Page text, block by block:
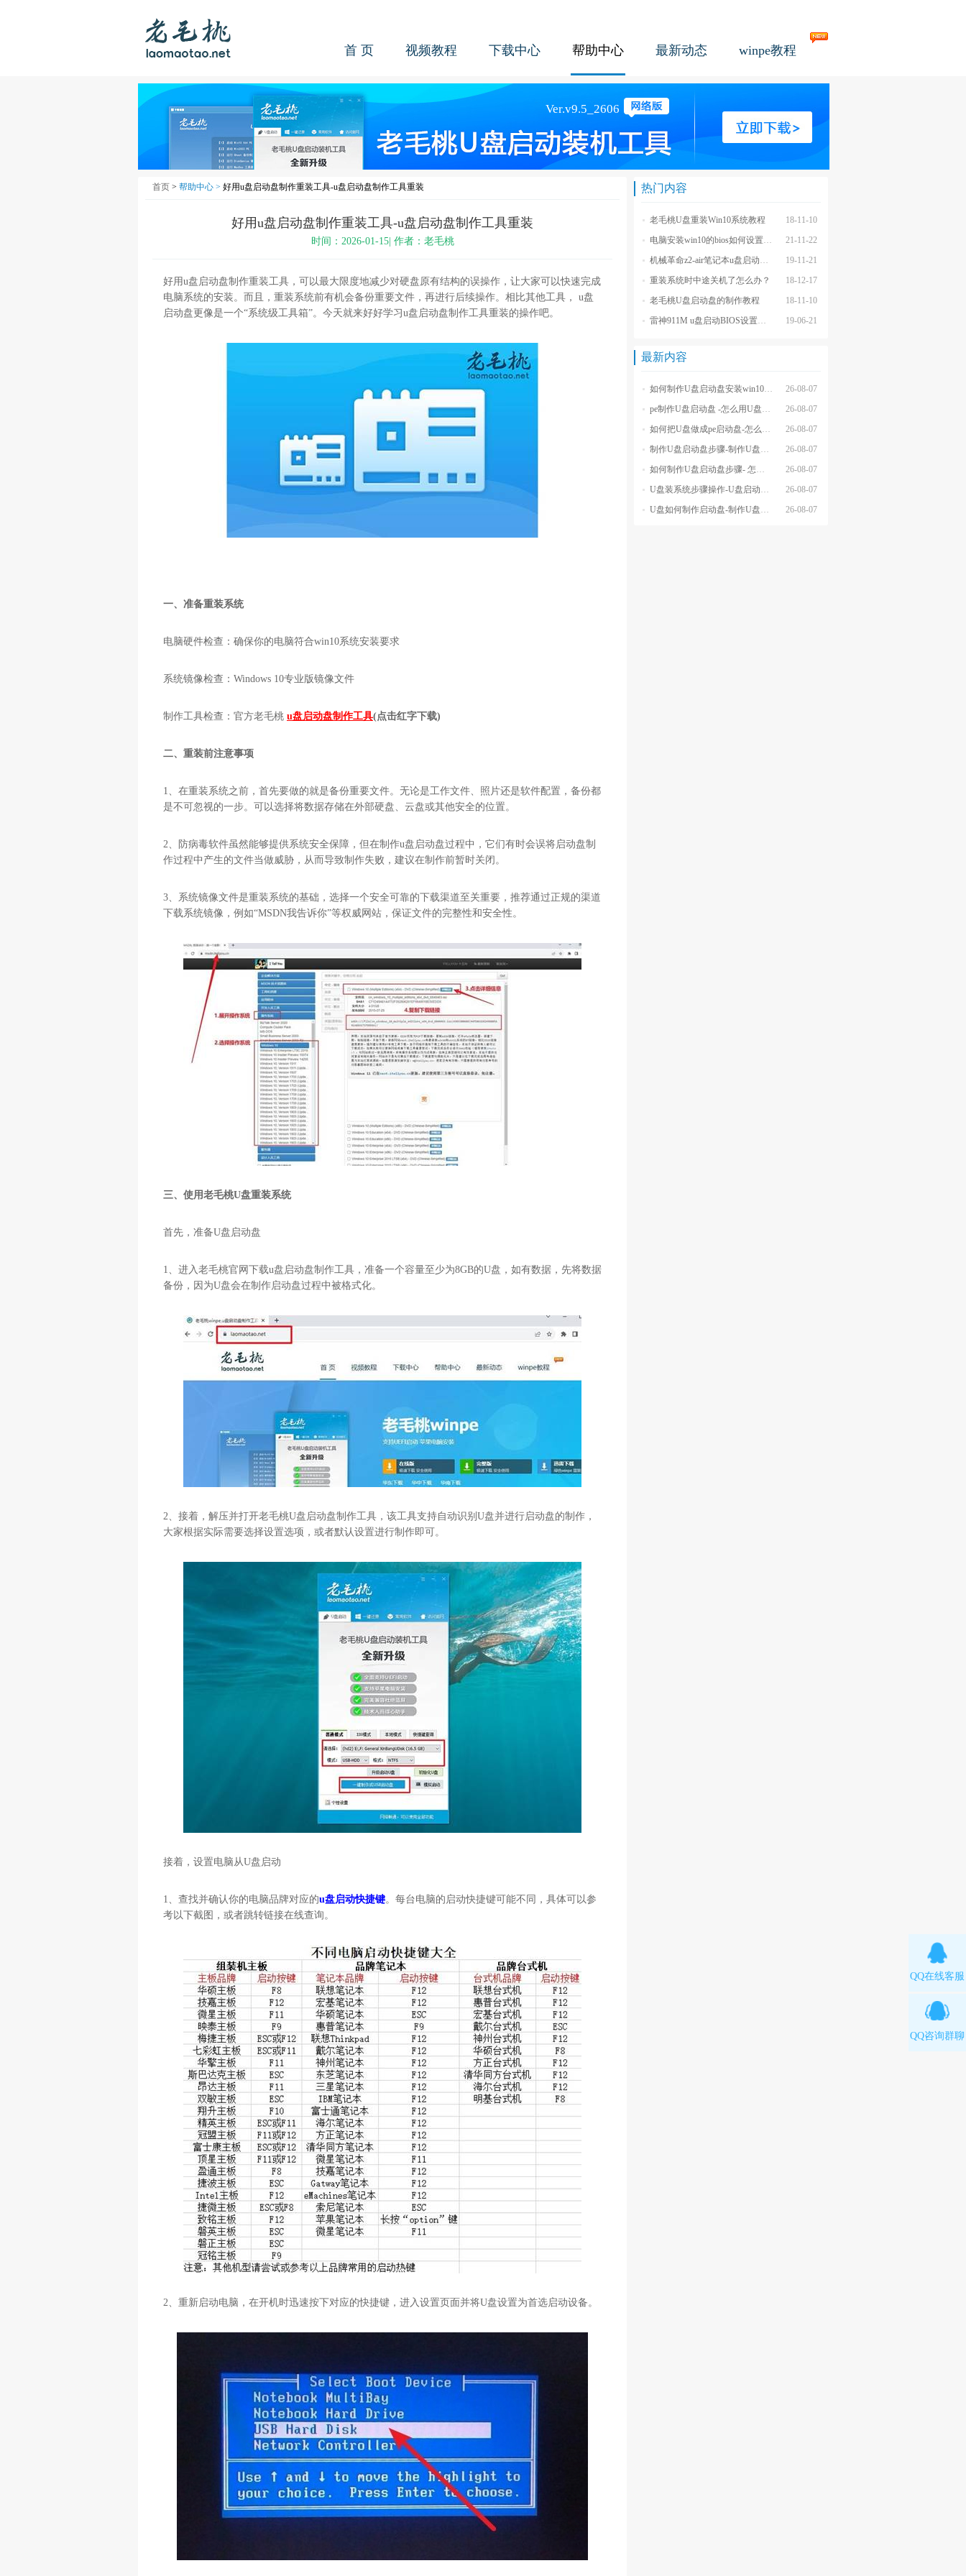
首 页 视频教程 下载中心 帮助中心 最新动态 winpe教程
首页 > 帮助中心 > 好用u盘启动盘制作重装工具-u盘启动盘制作工具重装
好用u盘启动盘制作重装工具-u盘启动盘制作工具重装
时间：2026-01-15| 作者：老毛桃
好用u盘启动盘制作重装工具，可以最大限度地减少对硬盘原有结构的误操作，让大家可以快速完成
电脑系统的安装。而且，重装系统前有机会备份重要文件，再进行后续操作。相比其他工具， u盘
启动盘更像是一个“系统级工具箱”。今天就来好好学习u盘启动盘制作工具重装的操作吧。
一、准备重装系统
电脑硬件检查：确保你的电脑符合win10系统安装要求
系统镜像检查：Windows 10专业版镜像文件
制作工具检查：官方老毛桃 u盘启动盘制作工具(点击红字下载)
二、重装前注意事项
1、在重装系统之前，首先要做的就是备份重要文件。无论是工作文件、照片还是软件配置，备份都
是不可忽视的一步。可以选择将数据存储在外部硬盘、云盘或其他安全的位置。
2、防病毒软件虽然能够提供系统安全保障，但在制作u盘启动盘过程中，它们有时会误将启动盘制
作过程中产生的文件当做威胁，从而导致制作失败，建议在制作前暂时关闭。
3、系统镜像文件是重装系统的基础，选择一个安全可靠的下载渠道至关重要，推荐通过正规的渠道
下载系统镜像，例如“MSDN我告诉你”等权威网站，保证文件的完整性和安全性。
三、使用老毛桃U盘重装系统
首先，准备U盘启动盘
1、进入老毛桃官网下载u盘启动盘制作工具，准备一个容量至少为8GB的U盘，如有数据，先将数据
备份，因为U盘会在制作启动盘过程中被格式化。
2、接着，解压并打开老毛桃U盘启动盘制作工具，该工具支持自动识别 U盘并进行启动盘的制作，
大家根据实际需要选择设置选项，或者默认设置进行制作即可。
接着，设置电脑从U盘启动
1、查找并确认你的电脑品牌对应的u盘启动快捷键。每台电脑的启动快捷键可能不同，具体可以参
考以下截图，或者跳转链接在线查询。
2、重新启动电脑，在开机时迅速按下对应的快捷键，进入设置页面并将U盘设置为首选启动设备。
热门内容
18-11-10
老毛桃U盘重装Win10系统教程
21-11-22
电脑安装win10的bios如何设置u盘图文教程
19-11-21
机械革命z2-air笔记本u盘启动BIOS设置教程
18-12-17
重装系统时中途关机了怎么办？
18-11-10
老毛桃U盘启动盘的制作教程
19-06-21
雷神911M u盘启动BIOS设置教程
最新内容
26-08-07
如何制作U盘启动盘安装win10系统-怎么制作U盘启动盘安装win10系
26-08-07
pe制作U盘启动盘 -怎么用U盘制作pe系统启动盘
26-08-07
如何把U盘做成pe启动盘-怎么把U盘做成pe启动盘
26-08-07
制作U盘启动盘步骤-制作U盘启动盘详细方法
26-08-07
如何制作U盘启动盘步骤- 怎么制作U盘启动盘步骤
26-08-07
U盘装系统步骤操作-U盘启动重装系统步骤
26-08-07
U盘如何制作启动盘-制作U盘启动盘重装
QQ在线客服
QQ咨询群聊